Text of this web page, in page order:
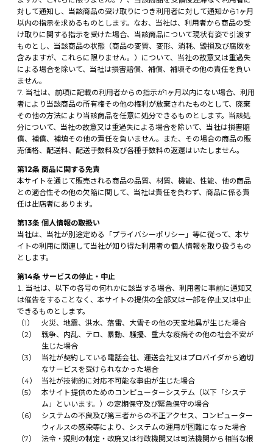
対して通知し、当該商品の受け取りにつき利用者に対して通知から1ヶ月
以内の指示を求めるものとします。なお、当社は、利用者から商品の受
け取りに関する指示を受けた場合、当該商品について現状有姿で引渡す
ものとし、当該商品の状態（商品の変質、変形、消耗、毀損及び腐敗を
含みますが、これらに限りません。）について、当社の故意又は重過失
による場合を除いて、当社は損害賠償、補償、補填その他の責任を負い
ません。
当社は、前項に記載の利用者からの指示が1ヶ月以内にない場合、利用
者により当該商品の所有権その他の権利が放棄されたものとして、廃棄
その他の方法により当該商品を任意に処分できるものとします。当該処
分について、当社の故意又は重過失による場合を除いて、当社は損害賠
償、補償、補填その他の責任を負いません。また、その場合の商品の販
売価格、配送料、配送手数料及び各種手数料の返還はいたしません。
第12条 商品に関する免責
本サイトを通じて販売される商品の品質、材質、機能、性能、他の商品
との適合性その他の欠陥に関して、当社は責任を負わず、商品に係る責
任は出店者にあります。
第13条 個人情報の取扱い
当社は、当社が別途定める「プライバシーポリシー」等に従って、本サ
イトの利用に関連して当社が知り得た利用者の個人情報を取り扱うもの
とします。
第14条 サービスの停止・中止
当社は、以下の各号の何れかに該当する場合、利用者に事前に通知又
は催告をすることなく、本サイトの提供の全部又は一部を停止又は中止
できるものとします。
火災、地震、洪水、落雷、大雪その他の天変地異が生じた場合
戦争、内乱、テロ、暴動、騒擾、重大な疫病その他の社会不安が
生じた場合
当社が契約している電話会社、運送会社又はプロバイダから適切
なサービスを受けられなかった場合
当社が技術的に対応不可能な事由が生じた場合
本サイト提供のためのコンピューターシステム（以下「システ
ム」といいます。）の定期保守及び緊急保守の場合
システムの不良及び第三者からの不正アクセス、コンピューター
ウィルスの感染等により、システムの運用が困難になった場合
法令・規則の制定・改廃又は行政機関又は司法機関から相当な根